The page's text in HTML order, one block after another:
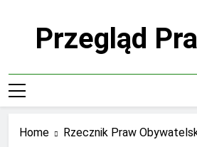
Przegląd
Home Rzecznik Praw